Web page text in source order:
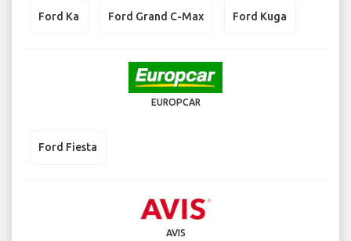
Ford Ka Ford Grand C-Max Ford Kuga
EUROPCAR
Ford Fiesta
AVIS